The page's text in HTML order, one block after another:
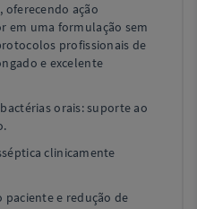
ação
em uma formulação sem
profissionais de
e excelente
orais: suporte ao
clinicamente
e redução de